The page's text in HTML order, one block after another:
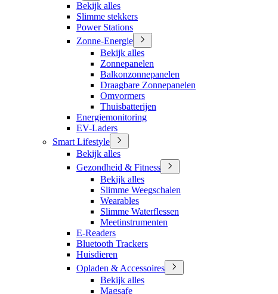
Bekijk alles
Slimme stekkers
Power Stations
Zonne-Energie
Bekijk alles
Zonnepanelen
Balkonzonnepanelen
Draagbare Zonnepanelen
Omvormers
Thuisbatterijen
Energiemonitoring
EV-Laders
Smart Lifestyle
Bekijk alles
Gezondheid & Fitness
Bekijk alles
Slimme Weegschalen
Wearables
Slimme Waterflessen
Meetinstrumenten
E-Readers
Bluetooth Trackers
Huisdieren
Opladen & Accessoires
Bekijk alles
Magsafe